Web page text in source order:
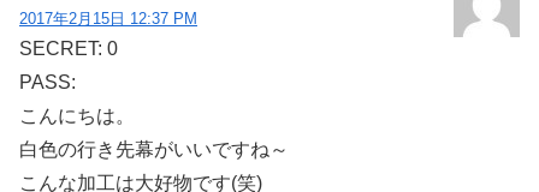
2017年2月15日 12:37 PM
SECRET: 0
PASS:
こんにちは。
白色の行き先幕がいいですね～
こんな加工は大好物です(笑)